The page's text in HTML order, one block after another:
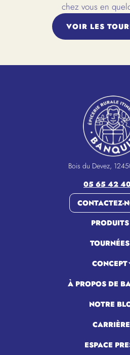
chez vous en
VOIR LES
Bois du Devez,
05 65 42
CONTACTEZ-
PRODUITS
TOURNÉES
CONCEPT
À PROPOS DE
NOTRE
ESPACE